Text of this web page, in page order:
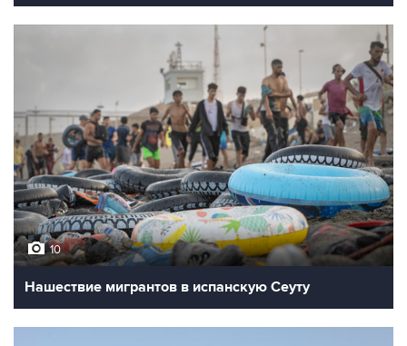
10
Нашествие мигрантов в испанскую Сеуту